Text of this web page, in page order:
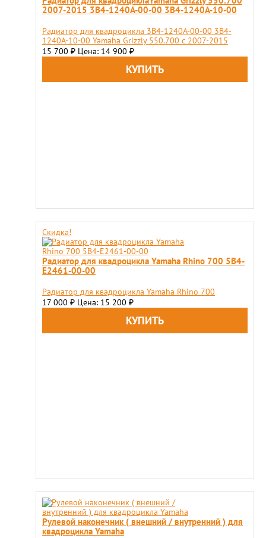
2007-2015 3B4-1240A-00-00 3B4-1240A-10-00
Радиатор для квадроцикла 3B4-1240A-00-00 3B4-
1240A-10-00 Yamaha Grizzly 550.700 с 2007-2015
15 700 ₽ Цена: 14 900 ₽
Скидка!
Радиатор для квадроцикла Yamaha Rhino 700 5B4-
E2461-00-00
Радиатор для квадроцикла Yamaha Rhino 700
17 000 ₽ Цена: 15 200 ₽
Рулевой наконечник ( внешний / внутренний ) для
квадроцикла Yamaha